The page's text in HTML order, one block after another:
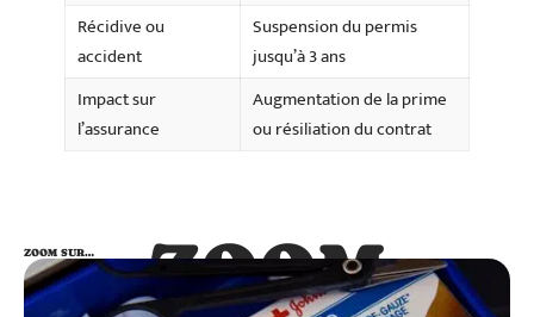
Récidive ou
accident
Suspension du permis
jusqu’à 3 ans
Impact sur
l’assurance
Augmentation de la prime
ou résiliation du contrat
ZOOM
SUR…
ZOOM SUR…